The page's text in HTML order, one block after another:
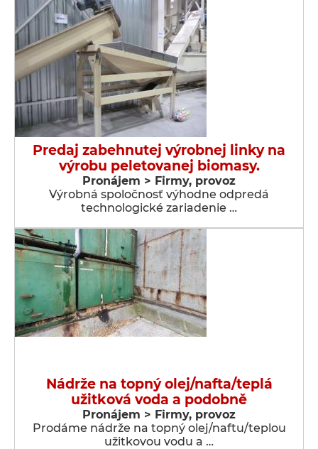
Predaj zabehnutej výrobnej linky na
výrobu peletovanej biomasy.
Pronájem > Firmy, provoz
Výrobná spoločnosť výhodne odpredá
technologické zariadenie …
Nádrže na topný olej/nafta/teplá
užitková voda a podobně
Pronájem > Firmy, provoz
Prodáme nádrže na topný olej/naftu/teplou
užitkovou vodu a …